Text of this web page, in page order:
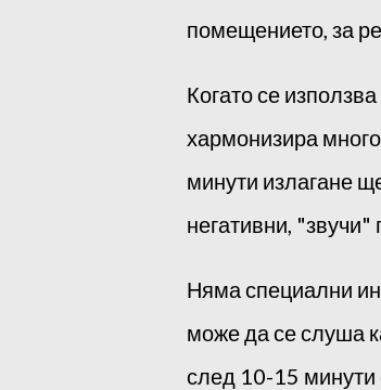
помещението, за
Когато се
хармонизира
минути излагане
негативни, "звучи"
Няма специални
може да се слуша
след 10-15 минути